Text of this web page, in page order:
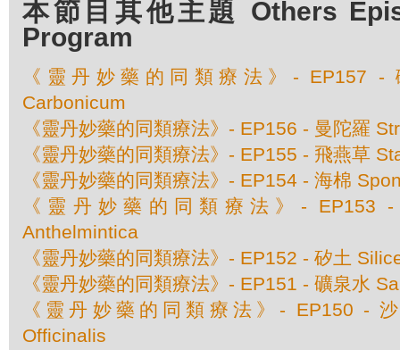
本節目其他主題 Others
Program
《靈丹妙藥的同類療法》- EP157 -
Carbonicum
《靈丹妙藥的同類療法》- EP156 - 曼陀羅
《靈丹妙藥的同類療法》- EP155 - 飛燕草
《靈丹妙藥的同類療法》- EP154 - 海棉
《靈丹妙藥的同類療法》- EP153
Anthelmintica
《靈丹妙藥的同類療法》- EP152 - 矽土
《靈丹妙藥的同類療法》- EP151 - 礦泉水
《靈丹妙藥的同類療法》- EP150 -
Officinalis